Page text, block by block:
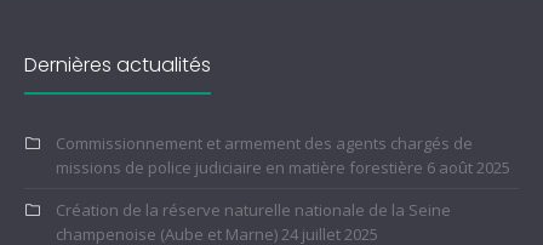
Dernières actualités
Commissionnement et armement des agents chargés de
missions de police judiciaire en matière forestière 6 août 2025
Création de la réserve naturelle nationale de la Seine
champenoise (Aube et Marne)24 juillet 2025